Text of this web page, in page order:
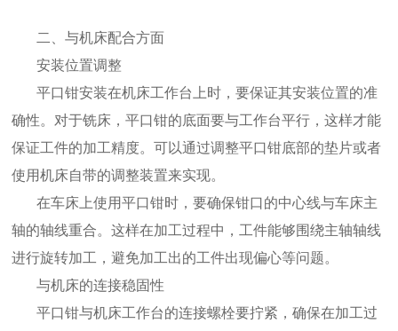
二、与机床配合方面
安装位置调整
平口钳安装在机床工作台上时，要保证其安装位置的准
确性。对于铣床，平口钳的底面要与工作台平行，这样才能
保证工件的加工精度。可以通过调整平口钳底部的垫片或者
使用机床自带的调整装置来实现。
在车床上使用平口钳时，要确保钳口的中心线与车床主
轴的轴线重合。这样在加工过程中，工件能够围绕主轴轴线
进行旋转加工，避免加工出的工件出现偏心等问题。
与机床的连接稳固性
平口钳与机床工作台的连接螺栓要拧紧，确保在加工过